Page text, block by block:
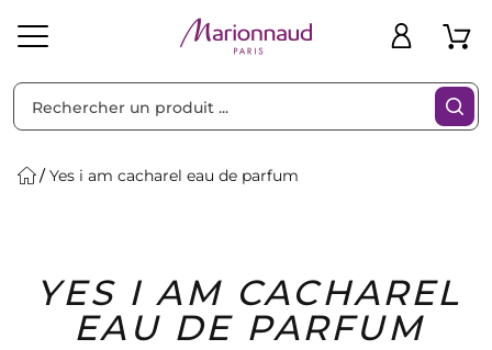
Solaire Homme Marques Idées
Cadeaux
Bons
Plans
Yes i am cacharel eau de parfum
YES I AM CACHAREL
EAU DE PARFUM
Filtres